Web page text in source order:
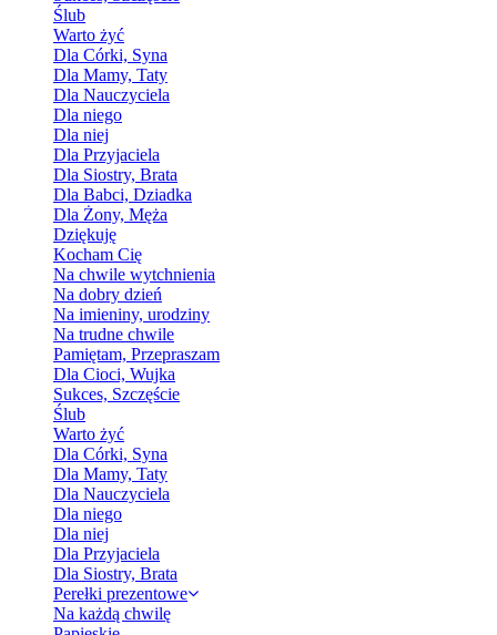
Ślub
Warto żyć
Dla Córki, Syna
Dla Mamy, Taty
Dla Nauczyciela
Dla niego
Dla niej
Dla Przyjaciela
Dla Siostry, Brata
Dla Babci, Dziadka
Dla Żony, Męża
Dziękuję
Kocham Cię
Na chwile wytchnienia
Na dobry dzień
Na imieniny, urodziny
Na trudne chwile
Pamiętam, Przepraszam
Dla Cioci, Wujka
Sukces, Szczęście
Ślub
Warto żyć
Dla Córki, Syna
Dla Mamy, Taty
Dla Nauczyciela
Dla niego
Dla niej
Dla Przyjaciela
Dla Siostry, Brata
Perełki prezentowe
Na każdą chwilę